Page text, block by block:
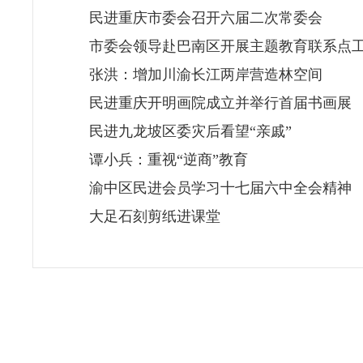
民进重庆市委会召开六届二次常委会
市委会领导赴巴南区开展主题教育联系点
张洪：增加川渝长江两岸营造林空间
民进重庆开明画院成立并举行首届书画展
民进九龙坡区委灾后看望“亲戚”
谭小兵：重视“逆商”教育
渝中区民进会员学习十七届六中全会精神
大足石刻剪纸进课堂